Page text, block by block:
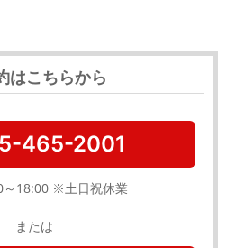
はこちらから
465-2001
～18:00 ※土日祝休業
または